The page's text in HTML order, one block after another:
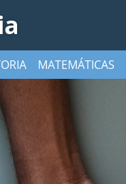
MATEMÁTICAS